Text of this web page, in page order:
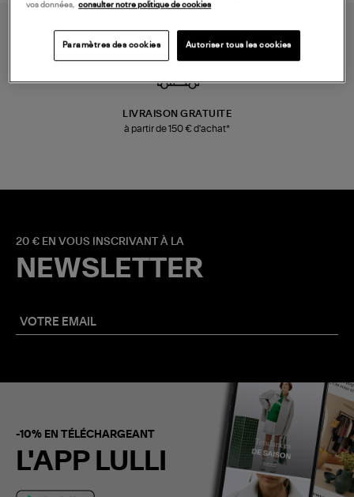
LIVRAISON GRATUITE
à partir de 150 € d'achat*
20 € EN VOUS INSCRIVANT À LA
NEWSLETTER
-10% EN TÉLÉCHARGEANT
L'APP LULLI
vos données, consulter notre politique de cookies
Paramètres des cookies Autoriser tous les cookies